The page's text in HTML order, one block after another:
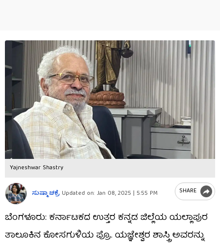
Yajneshwar Shastry
ಸುಷ್ಮಾ ಚಕ್ರೆ Updated on: Jan 08, 2025 | 5:55 PM SHARE
ಬೆಂಗಳೂರು: ಕರ್ನಾಟಕದ ಉತ್ತರ ಕನ್ನಡ ಜಿಲ್ಲೆಯ ಯಲ್ಲಾಪುರ
ತಾಲೂಕಿನ ಕೋಸಗುಳಿಯ ಪ್ರೊ. ಯಜ್ಞೇಶ್ವರ ಶಾಸ್ತ್ರಿ ಅವರನ್ನು